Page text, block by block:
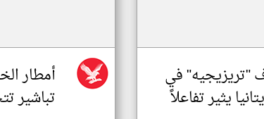
في
يثير تفاعلاً
أمطار
تباشير